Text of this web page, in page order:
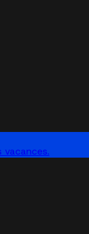
vacances.